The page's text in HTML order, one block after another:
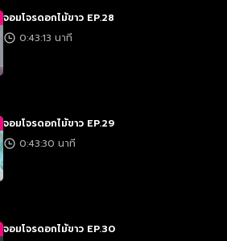
จอมโจรดอกไม้ขาว EP.28
0:43:13 นาที
จอมโจรดอกไม้ขาว EP.29
0:43:30 นาที
จอมโจรดอกไม้ขาว EP.30